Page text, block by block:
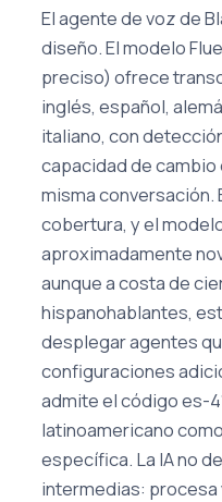
El agente de voz de
diseño. El modelo
preciso) ofrece
inglés, español,
italiano, con
capacidad de
misma conversación.
cobertura, y el
aproximadamente
aunque a costa de
hispanohablantes,
desplegar agentes
configuraciones
admite el código es-
latinoamericano
específica. La IA no
intermedias: